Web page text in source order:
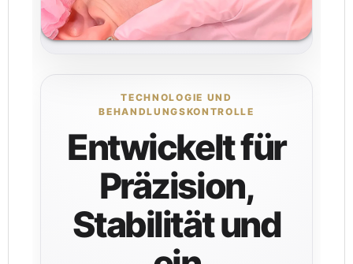
TECHNOLOGIE UND
BEHANDLUNGSKONTROLLE
Entwickelt für
Präzision,
Stabilität und